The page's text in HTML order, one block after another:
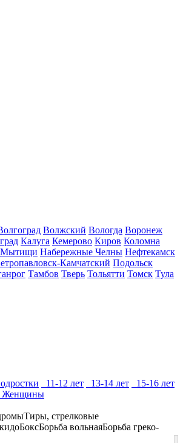
Волжский Вологда Воронеж
Калуга Кемерово Киров Коломна
Мытищи Набережные Челны Нефтекамск
Камчатский Подольск
Тамбов Тверь Тольятти Томск Тула
11-12 лет 13-14 лет
15-16 лет
Женщины
Тиры, стрелковые
БоксБорьба вольнаяБорьба греко-